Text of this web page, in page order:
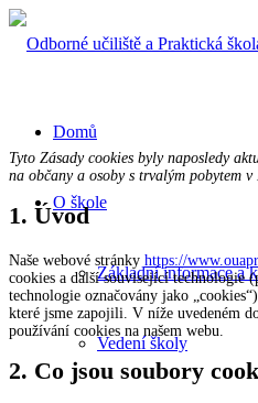
Domů
O škole
Základní informace a
Vedení školy
Tyto Zásady cookies byly naposledy
na občany a osoby s trvalým pobytem v
1. Úvod
Naše webové stránky https://
cookies a další související technologie
technologie označovány jako
které jsme zapojili. V níže uvedeném
používání cookies na našem webu.
2. Co jsou soubory